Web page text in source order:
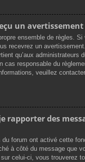
un avertissement
ensemble de règles.
recevrez un
qu’aux administrateurs
cas responsable du
veuillez
rapporter des
du forum ont activé cette
à côté du message que
celui-ci, vous trouverez